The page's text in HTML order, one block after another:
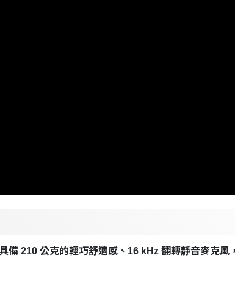
210 公克的輕巧舒適感、16 kHz 翻轉靜音麥克